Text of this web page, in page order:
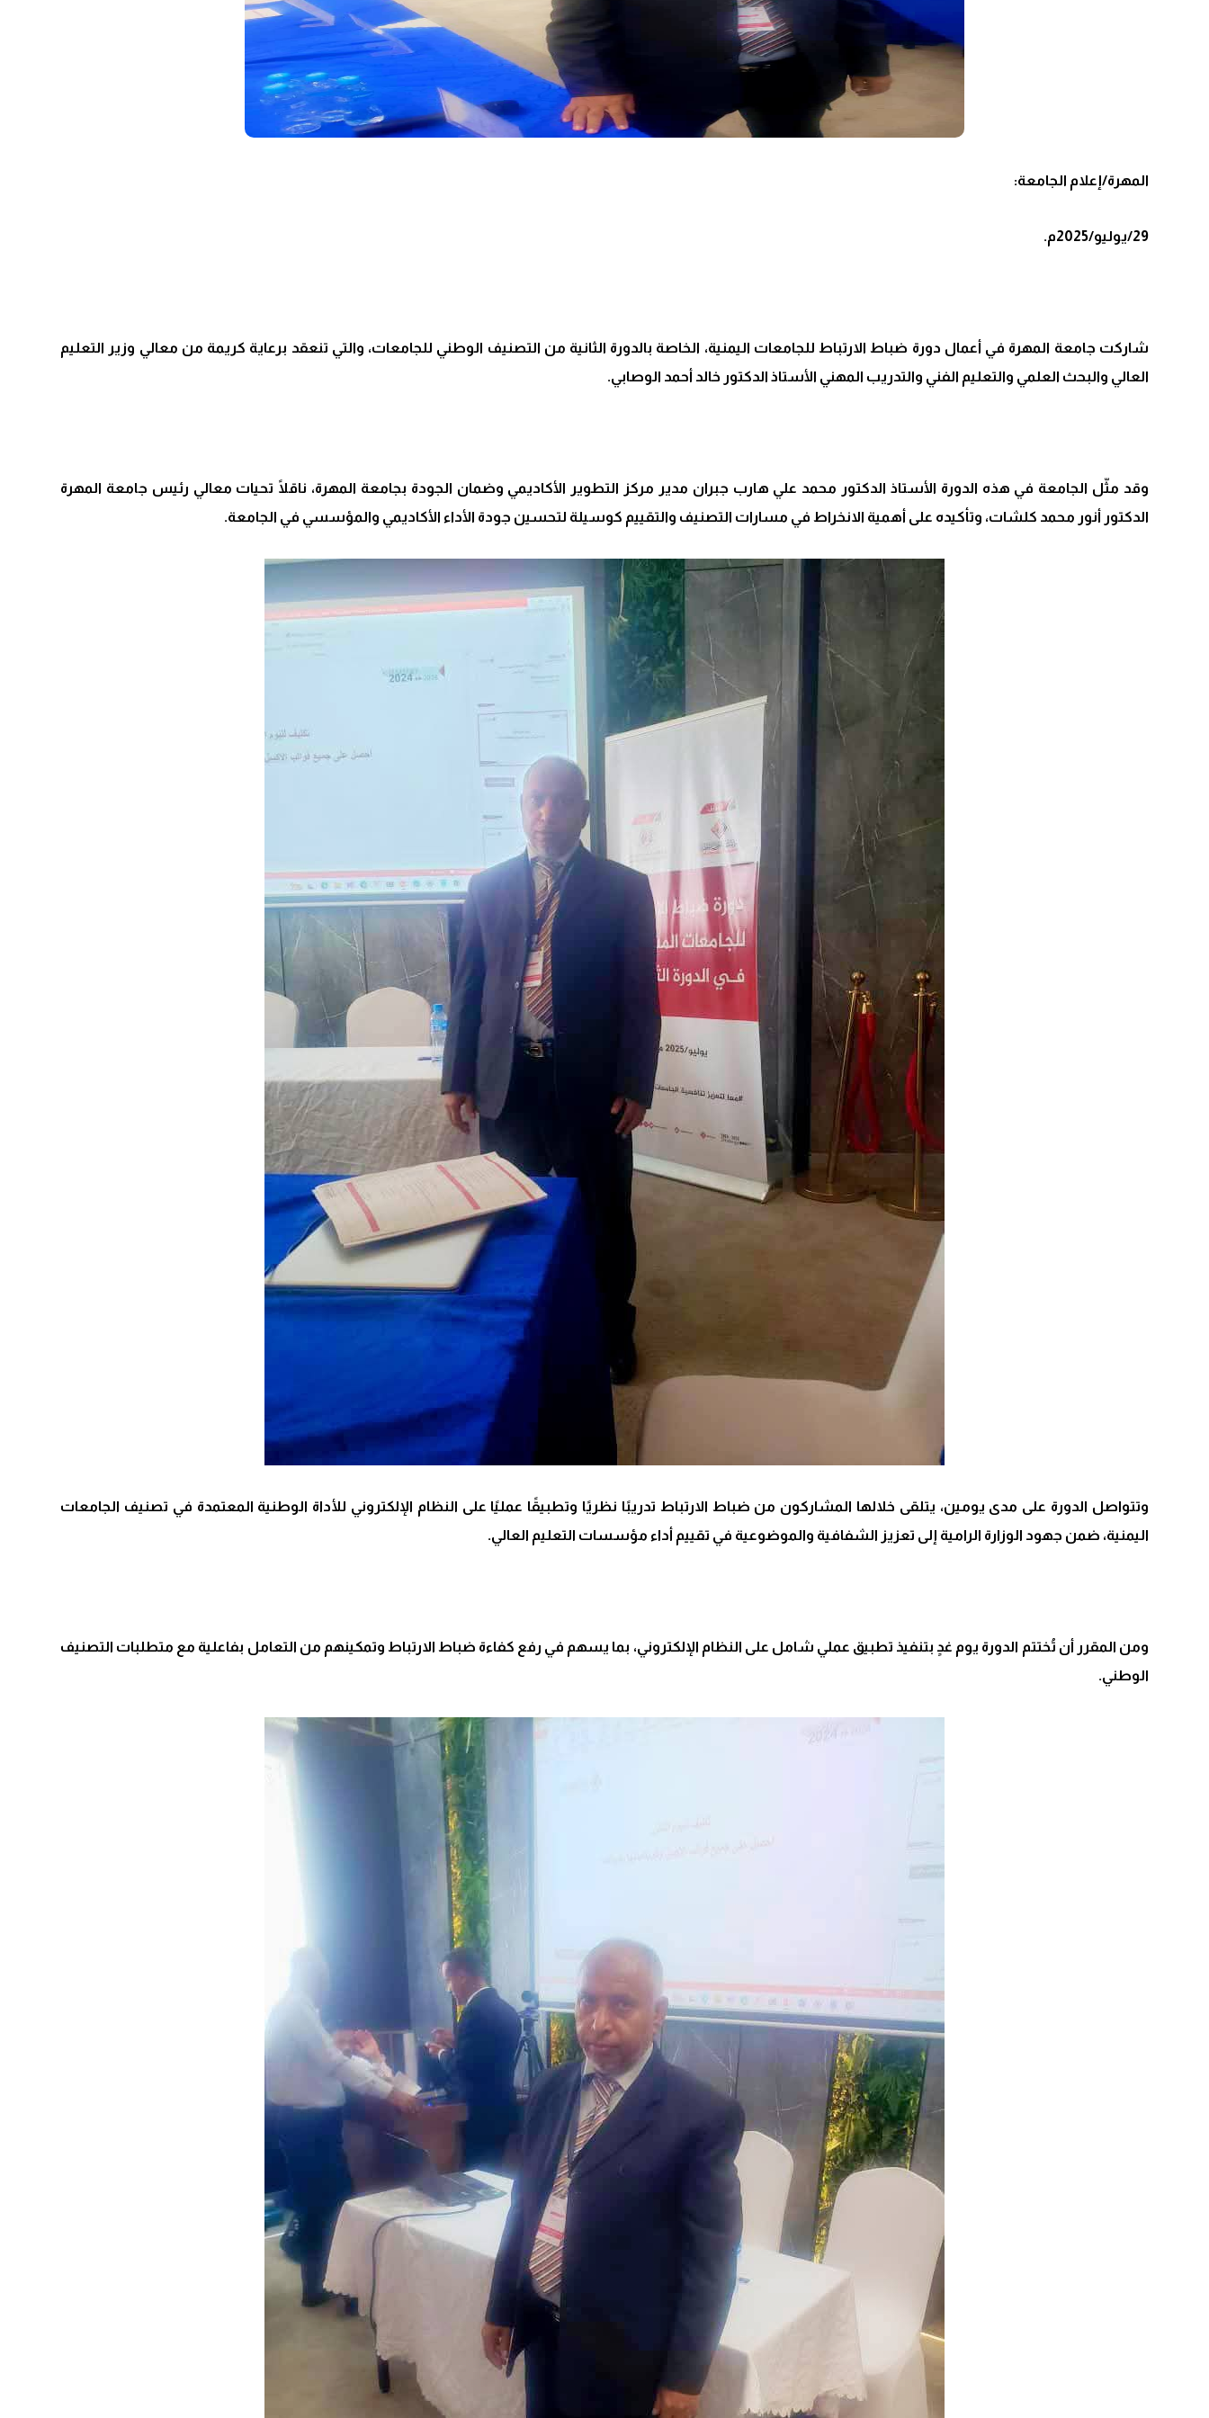
المهرة/إعلام الجامعة:
29/يوليو/2025م.
شاركت جامعة المهرة في أعمال دورة ضباط الارتباط للجامعات اليمنية، الخاصة بالدورة الثانية من التصنيف الوطني للجامعات، والتي تنعقد برعاية كريمة من معالي وزير التعليم
العالي والبحث العلمي والتعليم الفني والتدريب المهني الأستاذ الدكتور خالد أحمد الوصابي.
وقد مثّل الجامعة في هذه الدورة الأستاذ الدكتور محمد علي هارب جبران مدير مركز التطوير الأكاديمي وضمان الجودة بجامعة المهرة، ناقلًا تحيات معالي رئيس جامعة المهرة
الدكتور أنور محمد كلشات، وتأكيده على أهمية الانخراط في مسارات التصنيف والتقييم كوسيلة لتحسين جودة الأداء الأكاديمي والمؤسسي في الجامعة.
وتتواصل الدورة على مدى يومين، يتلقى خلالها المشاركون من ضباط الارتباط تدريبًا نظريًا وتطبيقًا عمليًا على النظام الإلكتروني للأداة الوطنية المعتمدة في تصنيف الجامعات
اليمنية، ضمن جهود الوزارة الرامية إلى تعزيز الشفافية والموضوعية في تقييم أداء مؤسسات التعليم العالي.
ومن المقرر أن تُختتم الدورة يوم غدٍ بتنفيذ تطبيق عملي شامل على النظام الإلكتروني، بما يسهم في رفع كفاءة ضباط الارتباط وتمكينهم من التعامل بفاعلية مع متطلبات التصنيف
الوطني.